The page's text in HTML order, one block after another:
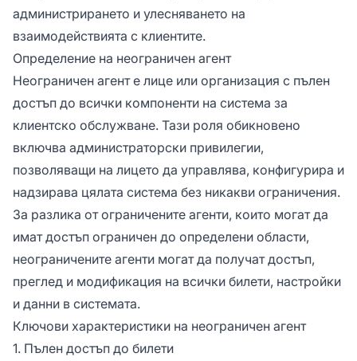
администрирането и улесняването на
взаимодействията с клиентите.
Определение на неограничен агент
Неограничен агент е лице или организация с пълен
достъп до всички компоненти на система за
клиентско обслужване. Тази роля обикновено
включва администраторски привилегии,
позволяващи на лицето да управлява, конфигурира и
надзирава цялата система без никакви ограничения.
За разлика от ограничените агенти, които могат да
имат достъп ограничен до определени области,
неограничените агенти могат да получат достъп,
преглед и модификация на всички билети, настройки
и данни в системата.
Ключови характеристики на неограничен агент
1. Пълен достъп до билети